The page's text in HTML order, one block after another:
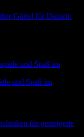
Gürtel für Damen:
und Spaß im
für gesteigerte